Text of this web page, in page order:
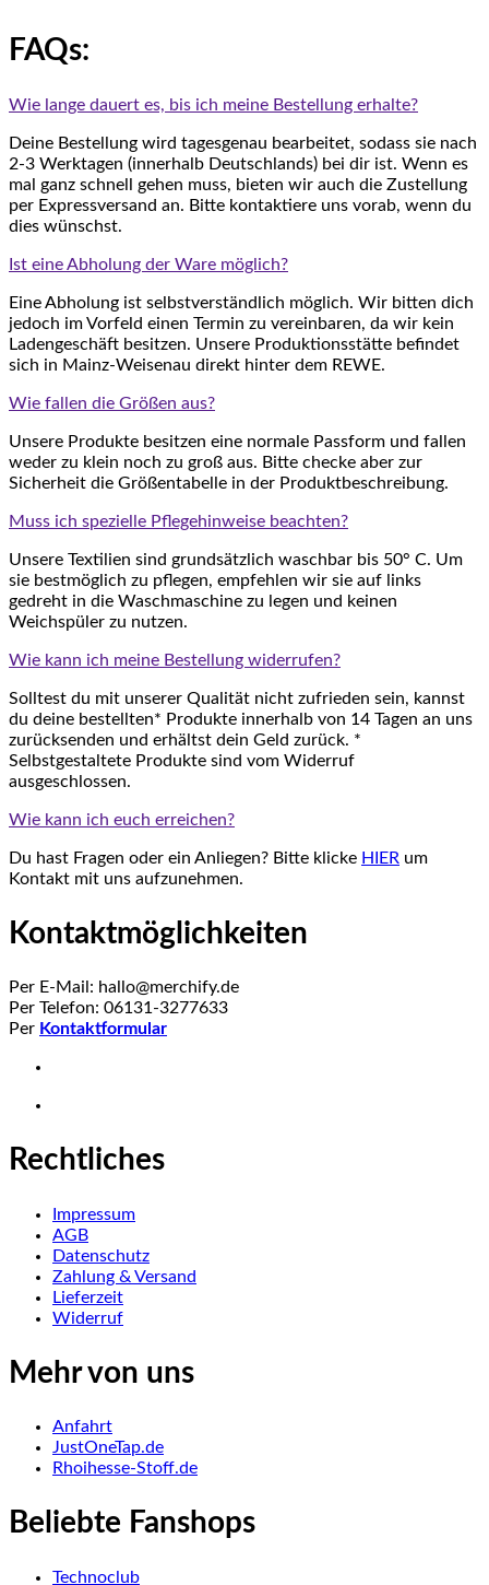
FAQs:
Wie lange dauert es, bis ich meine Bestellung erhalte?
Deine Bestellung wird tagesgenau bearbeitet, sodass sie nach
2-3 Werktagen (innerhalb Deutschlands) bei dir ist. Wenn es
mal ganz schnell gehen muss, bieten wir auch die Zustellung
per Expressversand an. Bitte kontaktiere uns vorab, wenn du
dies wünschst.
Ist eine Abholung der Ware möglich?
Eine Abholung ist selbstverständlich möglich. Wir bitten dich
jedoch im Vorfeld einen Termin zu vereinbaren, da wir kein
Ladengeschäft besitzen. Unsere Produktionsstätte befindet
sich in Mainz-Weisenau direkt hinter dem REWE.
Wie fallen die Größen aus?
Unsere Produkte besitzen eine normale Passform und fallen
weder zu klein noch zu groß aus. Bitte checke aber zur
Sicherheit die Größentabelle in der Produktbeschreibung.
Muss ich spezielle Pflegehinweise beachten?
Unsere Textilien sind grundsätzlich waschbar bis 50° C. Um
sie bestmöglich zu pflegen, empfehlen wir sie auf links
gedreht in die Waschmaschine zu legen und keinen
Weichspüler zu nutzen.
Wie kann ich meine Bestellung widerrufen?
Solltest du mit unserer Qualität nicht zufrieden sein, kannst
du deine bestellten* Produkte innerhalb von 14 Tagen an uns
zurücksenden und erhältst dein Geld zurück. *
Selbstgestaltete Produkte sind vom Widerruf
ausgeschlossen.
Wie kann ich euch erreichen?
Du hast Fragen oder ein Anliegen? Bitte klicke HIER um
Kontakt mit uns aufzunehmen.
Kontaktmöglichkeiten
Per E-Mail: hallo@merchify.de
Per Telefon: 06131-3277633
Per Kontaktformular
Rechtliches
Impressum
AGB
Datenschutz
Zahlung & Versand
Lieferzeit
Widerruf
Mehr von uns
Anfahrt
JustOneTap.de
Rhoihesse-Stoff.de
Beliebte Fanshops
Technoclub